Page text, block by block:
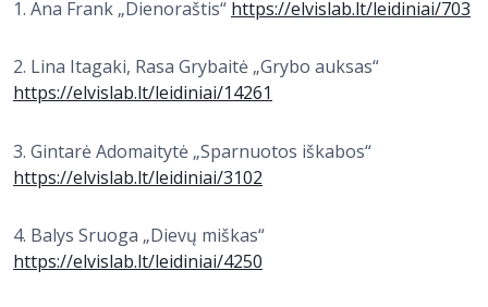
1. Ana Frank „Dienoraštis“ https://elvislab.lt/leidiniai/703
2. Lina Itagaki, Rasa Grybaitė „Grybo auksas“
https://elvislab.lt/leidiniai/14261
3. Gintarė Adomaitytė „Sparnuotos iškabos“
https://elvislab.lt/leidiniai/3102
4. Balys Sruoga „Dievų miškas“
https://elvislab.lt/leidiniai/4250